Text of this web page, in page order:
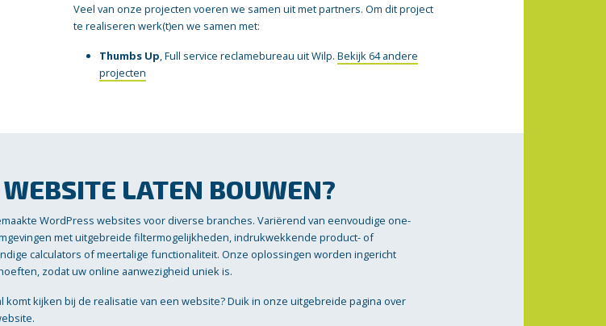
Veel van onze projecten voeren we samen uit met partners. Om dit project
te realiseren werk(t)en we samen met:
Thumbs Up, Full service reclamebureau uit Wilp. Bekijk 64 andere
projecten
WEBSITE LATEN BOUWEN?
WordPress websites voor diverse branches. Variërend van eenvoudige one-
met uitgebreide filtermogelijkheden, indrukwekkende product- of
calculators of meertalige functionaliteit. Onze oplossingen worden ingericht
zodat uw online aanwezigheid uniek is.
komt kijken bij de realisatie van een website? Duik in onze uitgebreide pagina over